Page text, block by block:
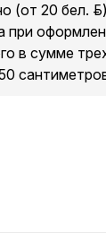
(от 20 бел.
в сумме